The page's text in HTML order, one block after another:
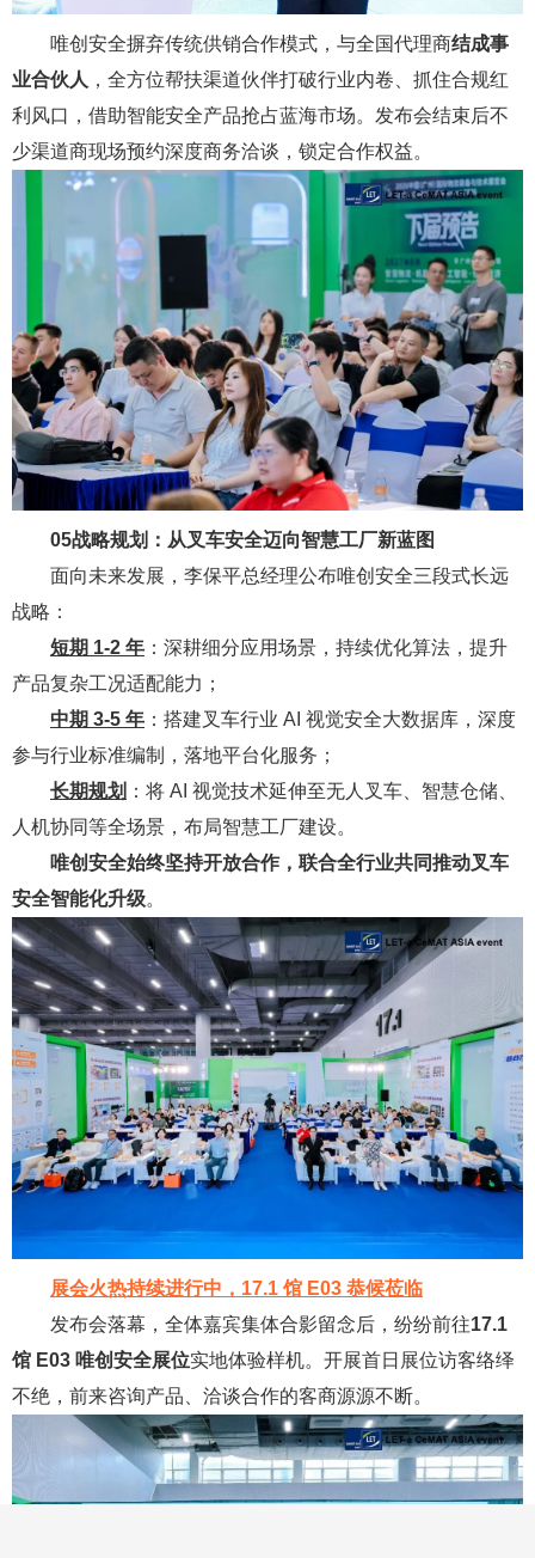
唯创安全摒弃传统供销合作模式，与全国代理商结成事
业合伙人 ，全方位帮扶渠道伙伴打破行业内卷、抓住合规红
利风口，借助智能安全产品抢占蓝海市场。发布会结束后不
少渠道商现场预约深度商务洽谈，锁定合作权益。
05战略规划：从叉车安全迈向智慧工厂新蓝图
面向未来发展，李保平总经理公布唯创安全三段式长远
战略：
短期 1-2 年 ：深耕细分应用场景，持续优化算法，提升
产品复杂工况适配能力；
中期 3-5 年 ：搭建叉车行业 AI 视觉安全大数据库，深度
参与行业标准编制，落地平台化服务；
长期规划 ：将 AI 视觉技术延伸至无人叉车、智慧仓储、
人机协同等全场景，布局智慧工厂建设。
唯创安全始终坚持开放合作，联合全行业共同推动叉车
安全智能化升级。
展会火热持续进行中，17.1 馆 E03 恭候莅临
发布会落幕，全体嘉宾集体合影留念后，纷纷前往17.1
馆 E03 唯创安全展位实地体验样机。开展首日展位访客络绎
不绝，前来咨询产品、洽谈合作的客商源源不断。